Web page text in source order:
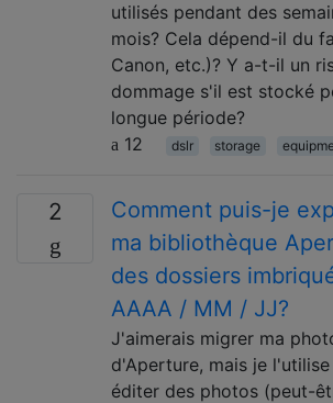
utilisés pendant des
mois? Cela dépend-il du
Canon, etc.)? Y a-t-il un
dommage s'il est stocké
longue période?
12
dslr storage
2
Comment puis-je
ma bibliothèque
des dossiers
AAAA / MM / JJ?
J'aimerais migrer ma
d'Aperture, mais je
éditer des photos (peut-